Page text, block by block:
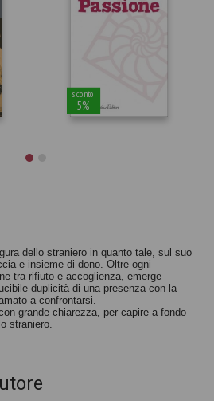
sconto
5%
Passione
Umberto Curi
dello straniero in quanto tale, sul suo
e insieme di dono. Oltre ogni
tra rifiuto e accoglienza, emerge
duplicità di una presenza con la
a confrontarsi.
grande chiarezza, per capire a fondo
straniero.